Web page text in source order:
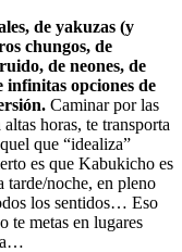
de yakuzas (y
chungos, de
de neones, de
infinitas opciones de
Caminar por las
horas, te transporta
que “idealiza”
es que Kabukicho es
tarde/noche, en pleno
los sentidos… Eso
te metas en lugares